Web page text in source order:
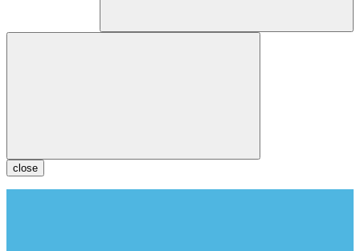
close